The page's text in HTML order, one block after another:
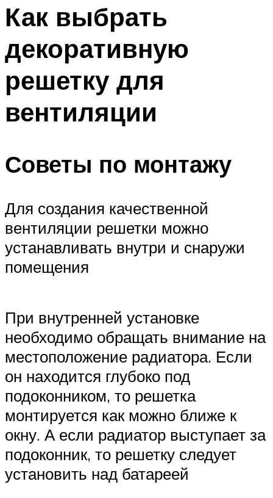
Как выбрать
декоративную
решетку для
вентиляции
Советы по монтажу
Для создания качественной
вентиляции решетки можно
устанавливать внутри и снаружи
помещения
При внутренней установке
необходимо обращать внимание на
местоположение радиатора. Если
он находится глубоко под
подоконником, то решетка
монтируется как можно ближе к
окну. А если радиатор выступает за
подоконник, то решетку следует
установить над батареей